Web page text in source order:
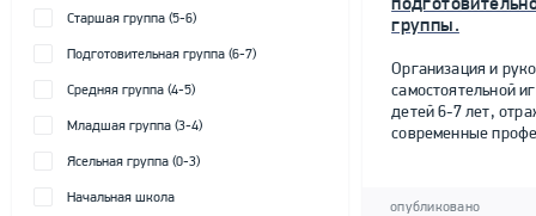
Старшая группа (5-6)
Подготовительная группа (6-7)
Средняя группа (4-5)
Младшая группа (3-4)
Ясельная группа (0-3)
Начальная школа
группы.
Организация и
самостоятельной
детей 6-7 лет,
современные
опубликовано